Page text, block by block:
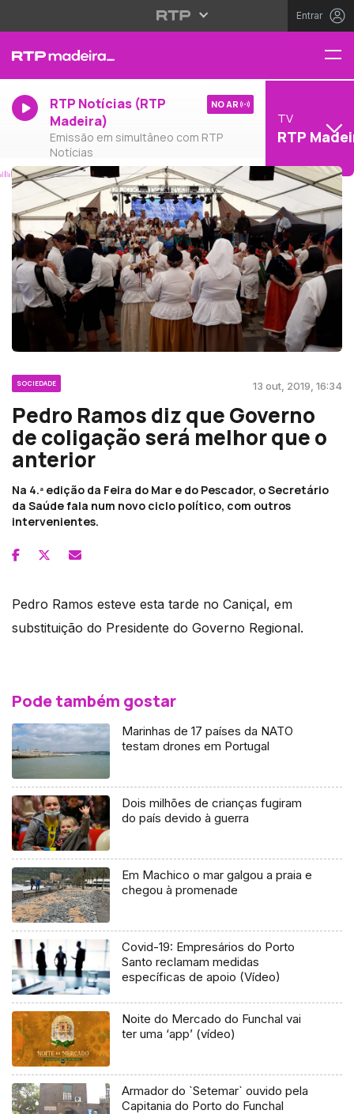
Entrar
RTP Notícias (RTP
Madeira)
Emissão em simultâneo com RTP
Notícias
NO AR
TV
RTP
SOCIEDADE 13 out, 2019, 16:34
Pedro Ramos diz que Governo
de coligação será melhor que o
anterior
Na 4.ª edição da Feira do Mar e do Pescador, o Secretário
da Saúde fala num novo ciclo político, com outros
intervenientes.
Pedro Ramos esteve esta tarde no Caniçal, em
substituição do Presidente do Governo Regional.
Pode também gostar
Marinhas de 17 países da NATO
testam drones em Portugal
Dois milhões de crianças fugiram
do país devido à guerra
Em Machico o mar galgou a praia e
chegou à promenade
Covid-19: Empresários do Porto
Santo reclamam medidas
específicas de apoio (Vídeo)
Noite do Mercado do Funchal vai
ter uma ‘app’ (vídeo)
Armador do `Setemar` ouvido pela
Capitania do Porto do Funchal